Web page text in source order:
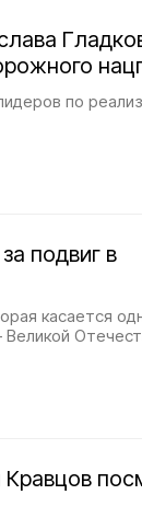
по
подвиг в
касается